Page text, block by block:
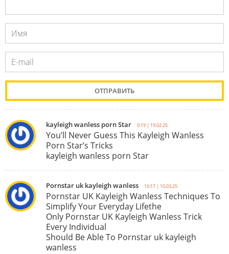
kayleigh wanless porn Star 0:19 | 19.02.25
You’ll Never Guess This Kayleigh Wanless
Porn Star’s Tricks
kayleigh wanless porn Star
Pornstar uk kayleigh wanless 10:17 | 10.03.25
Pornstar UK Kayleigh Wanless Techniques To
Simplify Your Everyday Lifethe
Only Pornstar UK Kayleigh Wanless Trick
Every Individual
Should Be Able To Pornstar uk kayleigh
wanless